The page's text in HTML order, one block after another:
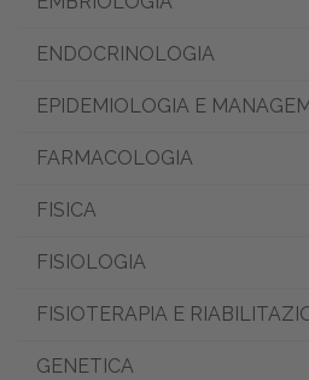
ENDOCRINOLOGIA
EPIDEMIOLOGIA E
FARMACOLOGIA
FISICA
FISIOLOGIA
FISIOTERAPIA E
GENETICA